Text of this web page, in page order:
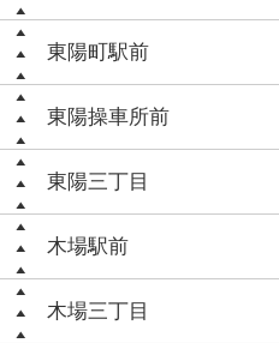
東陽町駅前
東陽操車所前
東陽三丁目
木場駅前
木場三丁目